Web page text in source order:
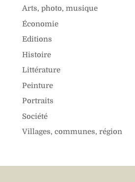
Arts, photo, musique
Économie
Editions
Histoire
Littérature
Peinture
Portraits
Société
Villages, communes, région